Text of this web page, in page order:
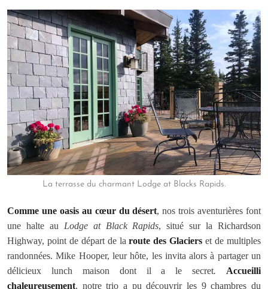
La terrasse du charmant Lodge at Blacks Rapids.
Comme une oasis au cœur du désert, nos trois aventurières font
une halte au Lodge at Black Rapids, situé sur la Richardson
Highway, point de départ de laroute des Glaciers et de multiples
randonnées. Mike Hooper, leur hôte, les invita alors à partager un
délicieux lunch maison dont il a le secret. Accueilli
chaleureusement, notre trio a pu découvrir les 9 chambres du